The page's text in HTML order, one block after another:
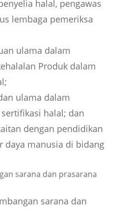
halal, pengawas
lembaga pemeriksa
ulama dalam
Produk dalam
ulama dalam
halal; dan
dengan pendidikan
daya manusia di bidang
sarana dan prasarana
sarana dan